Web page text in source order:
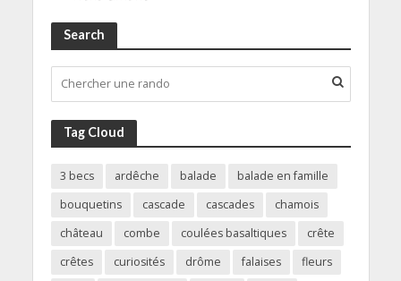
Search
Tag Cloud
3 becs ardêche balade
balade en famille
bouquetins
cascade cascades
chamois
château
combe coulées basaltiques
crête
crêtes
curiosités drôme falaises
fleurs